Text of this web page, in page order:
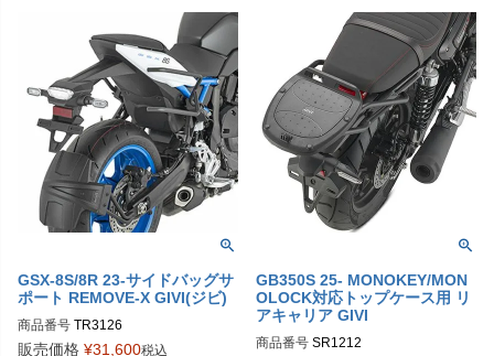
GSX-8S/8R 23-サイドバッグサ
ポート REMOVE-X GIVI(ジビ)
商品番号 TR3126
販売価格 ¥31,600税込
GB350S 25- MONOKEY/MON
OLOCK対応トップケース用 リ
アキャリア GIVI
商品番号 SR1212